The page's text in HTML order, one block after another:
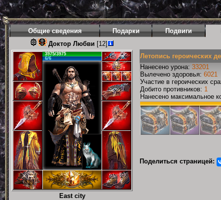
Общие сведения Подарки Подвиги
Доктор Любви [12]
3975/3975
6/6
East city
Летопись героических
Нанесено урона: 33201
Вылечено здоровья: 6021
Участие в героических
Добито противников: 1
Нанесено максимальное
Поделиться страницей: